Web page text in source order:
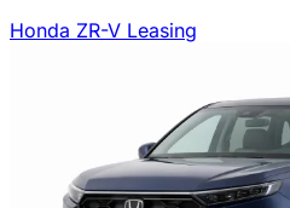
Honda ZR-V Leasing